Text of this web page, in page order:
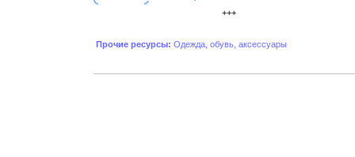
+++
Прочие ресурсы: Одежда, обувь, аксессуары